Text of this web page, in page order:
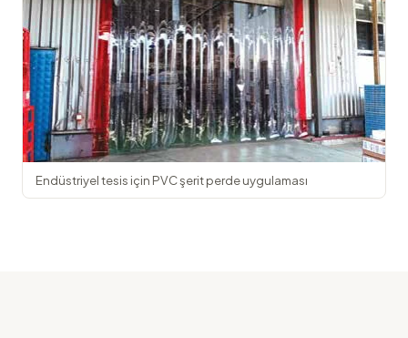
Endüstriyel tesis için PVC şerit perde uygulaması